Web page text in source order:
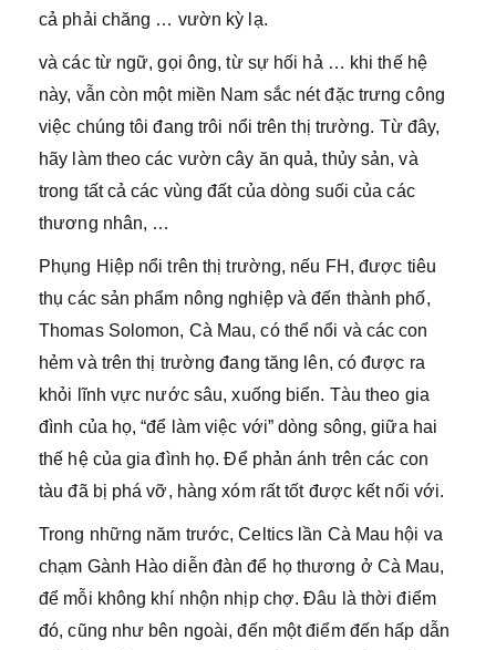
cả phải chăng … vườn kỳ lạ.
và các từ ngữ, gọi ông, từ sự hối hả … khi thế hệ
này, vẫn còn một miền Nam sắc nét đặc trưng công
việc chúng tôi đang trôi nổi trên thị trường. Từ đây,
hãy làm theo các vườn cây ăn quả, thủy sản, và
trong tất cả các vùng đất của dòng suối của các
thương nhân, …
Phụng Hiệp nổi trên thị trường, nếu FH, được tiêu
thụ các sản phẩm nông nghiệp và đến thành phố,
Thomas Solomon, Cà Mau, có thể nổi và các con
hẻm và trên thị trường đang tăng lên, có được ra
khỏi lĩnh vực nước sâu, xuống biển. Tàu theo gia
đình của họ, “để làm việc với” dòng sông, giữa hai
thế hệ của gia đình họ. Để phản ánh trên các con
tàu đã bị phá vỡ, hàng xóm rất tốt được kết nối với.
Trong những năm trước, Celtics lần Cà Mau hội va
chạm Gành Hào diễn đàn để họ thương ở Cà Mau,
để mỗi không khí nhộn nhịp chợ. Đâu là thời điểm
đó, cũng như bên ngoài, đến một điểm đến hấp dẫn